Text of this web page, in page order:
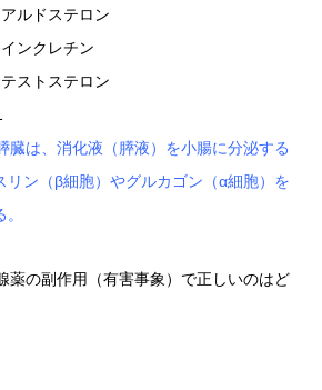
ドステロン
ンクレチン
ストステロン
は、消化液（膵液）を小腸に分泌する
リン（β細胞）やグルカゴン（α細胞）を
の副作用（有害事象）で正しいのはど